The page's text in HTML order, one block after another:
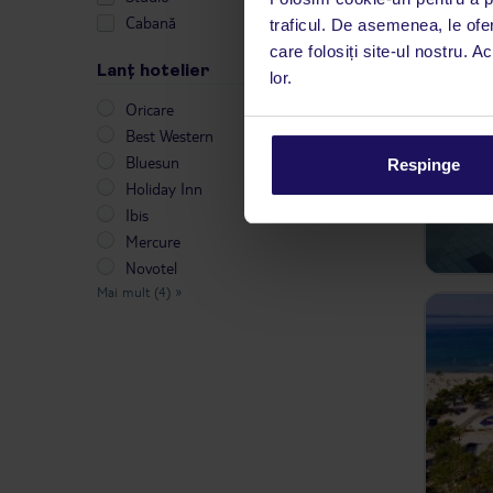
traficul. De asemenea, le
care folosiți site-ul nostru.
lor.
Respinge
Cabană
Lanț hotelier
Oricare
Best Western
Bluesun
Holiday Inn
Ibis
Mercure
Novotel
Mai mult (4) »